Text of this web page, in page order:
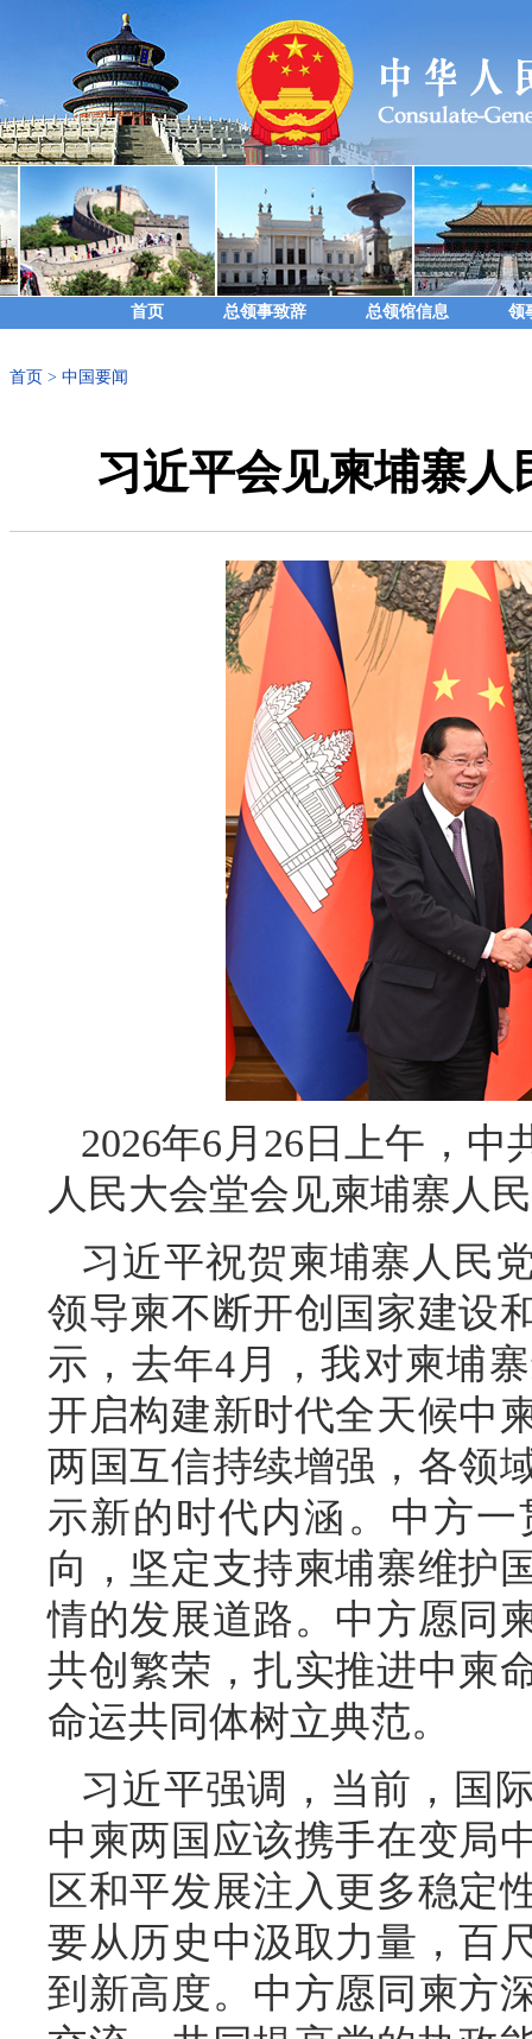
首页 总领事致辞 总领馆信息 领
首页 > 中国要闻
习近平会见柬埔寨
2026年6月26日上午，
人民大会堂会见柬埔寨人
习近平祝贺柬埔寨人民
领导柬不断开创国家建设
示，去年4月，我对柬埔
开启构建新时代全天候中
两国互信持续增强，各领
示新的时代内涵。中方
向，坚定支持柬埔寨维护
情的发展道路。中方愿同
共创繁荣，扎实推进中柬
命运共同体树立典范。
习近平强调，当前，国
中柬两国应该携手在变局
区和平发展注入更多稳定
要从历史中汲取力量，百
到新高度。中方愿同柬方